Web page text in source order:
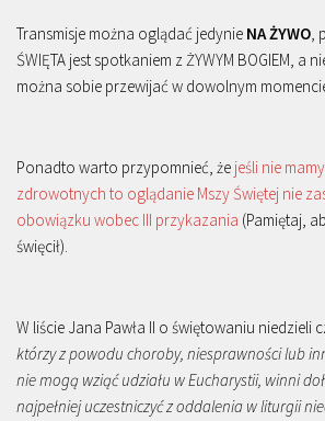
Transmisje można oglądać jedynie NA ŻYWO,
ŚWIĘTA jest spotkaniem z ŻYWYM BOGIEM, a
można sobie przewijać w dowolnym
Ponadto warto przypomnieć, że jeśli nie
zdrowotnych to oglądanie Mszy Świętej nie
obowiązku wobec III przykazania (Pamiętaj,
święcił).
W liście Jana Pawła II o świętowaniu niedzieli
którzy z powodu choroby, niesprawności lub
nie mogą wziąć udziału w Eucharystii, winni
najpełniej uczestniczyć z oddalenia w liturgii